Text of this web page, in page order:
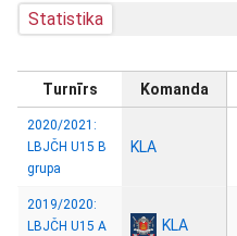
Statistika
Turnīrs Komanda
2020/2021:
LBJČH U15 B
grupa
KLA
2019/2020:
LBJČH U15 A
KLA